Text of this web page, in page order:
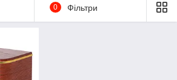
0 Фільтри